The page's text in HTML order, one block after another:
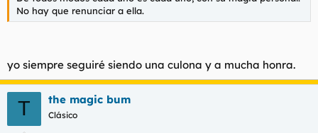
No hay que renunciar a ella.
yo siempre seguiré siendo una culona y a mucha honra.
T the magic bum
Clásico